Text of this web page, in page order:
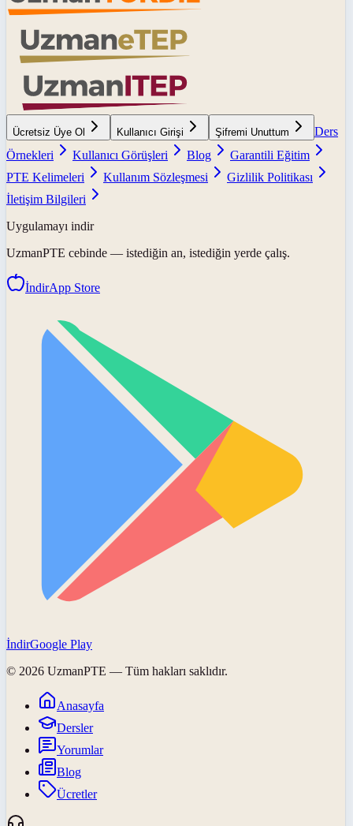
Ücretsiz Üye Ol Kullanıcı Girişi Şifremi Unuttum
Ders
Örnekleri
Kullanıcı Görüşleri Blog
Garantili Eğitim
PTE Kelimeleri
Kullanım Sözleşmesi
Gizlilik Politikası
İletişim Bilgileri
Uygulamayı indir
UzmanPTE cebinde — istediğin an, istediğin yerde çalış.
İndirApp Store
İndirGoogle Play
© 2026 UzmanPTE — Tüm hakları saklıdır.
Anasayfa
Dersler
Yorumlar
Blog
Ücretler